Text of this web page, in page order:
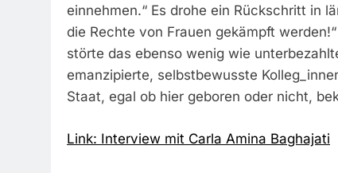
einnehmen.“ Es drohe ein Rückschritt in
die Rechte von Frauen gekämpft
störte das ebenso wenig wie
emanzipierte, selbstbewusste
Staat, egal ob hier geboren oder nicht,
Link: Interview mit Carla Amina Baghajati